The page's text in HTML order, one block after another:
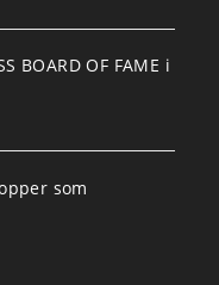
BOARD OF FAME i
som